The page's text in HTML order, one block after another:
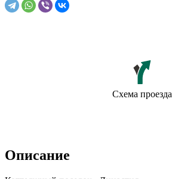
Схема проезда
Описание